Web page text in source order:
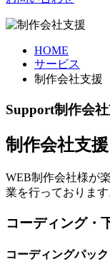
HOME
サービス
制作会社支援
Support制作会
制作会社支援
WEB制作会社様が
業を行っております
コーディング・
コーディングパック